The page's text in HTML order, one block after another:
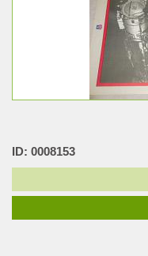
ID: 0008153